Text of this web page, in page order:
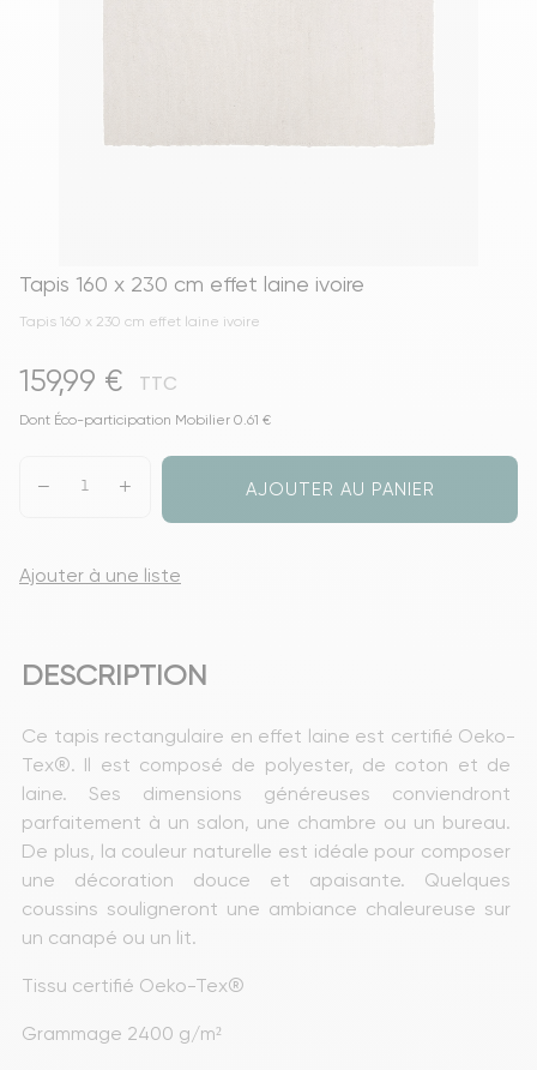
Tapis 160 x 230 cm effet laine ivoire
Tapis 160 x 230 cm effet laine ivoire
159,99 € TTC
Dont Éco-participation Mobilier 0.61 €
AJOUTER AU PANIER
Ajouter à une liste
DESCRIPTION
Ce tapis rectangulaire en effet laine est certifié Oeko-
Tex®. Il est composé de polyester, de coton et de
laine. Ses dimensions généreuses conviendront
parfaitement à un salon, une chambre ou un bureau.
De plus, la couleur naturelle est idéale pour composer
une décoration douce et apaisante. Quelques
coussins souligneront une ambiance chaleureuse sur
un canapé ou un lit.
Tissu certifié Oeko-Tex®
Grammage 2400 g/m²